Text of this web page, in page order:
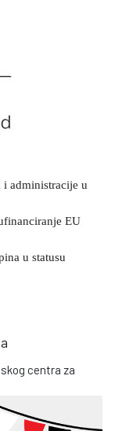
i administracije u
EU
u statusu
centra za